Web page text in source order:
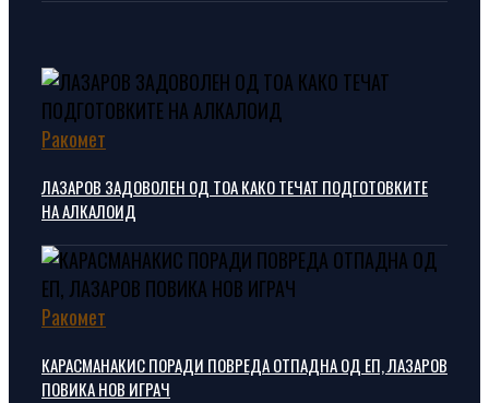
Ракомет
ЛАЗАРОВ ЗАДОВОЛЕН ОД ТОА КАКО ТЕЧАТ ПОДГОТОВКИТЕ
НА АЛКАЛОИД
Ракомет
КАРАСМАНАКИС ПОРАДИ ПОВРЕДА ОТПАДНА ОД ЕП, ЛАЗАРОВ
ПОВИКА НОВ ИГРАЧ